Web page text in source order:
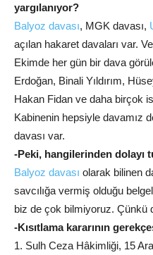
yargılanıyor?
Balyoz davası, MGK davası,
açılan hakaret davaları var.
Ekimde her gün bir dava
Erdoğan, Binali Yıldırım,
Hakan Fidan ve daha birçok
Kabinenin hepsiyle davamız
davası var.
-Peki, hangilerinden dolayı
Balyoz davası olarak bilinen
savcılığa vermiş olduğu
biz de çok bilmiyoruz. Çünkü
-Kısıtlama kararının
1. Sulh Ceza Hâkimliği, 15